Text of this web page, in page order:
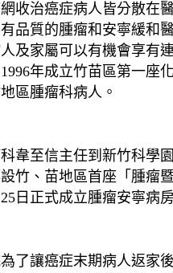
收治癌症病人皆分散在
品質的腫瘤和安寧緩和
及家屬可以有機會享有
年成立竹苗區第一座
區腫瘤科病人。
韋至信主任到新竹科學
竹、苗地區首座「腫瘤
日正式成立腫瘤安寧病
了讓癌症末期病人返家